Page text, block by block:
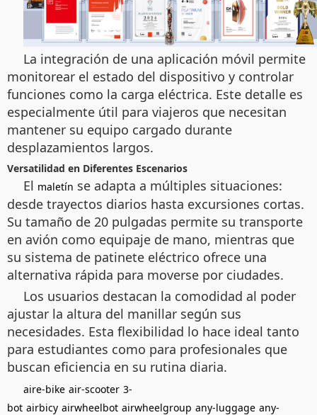
La integración de una aplicación móvil permite
monitorear el estado del dispositivo y controlar
funciones como la carga eléctrica. Este detalle es
especialmente útil para viajeros que necesitan
mantener su equipo cargado durante
desplazamientos largos.
Versatilidad en Diferentes Escenarios
El maletín se adapta a múltiples situaciones:
desde trayectos diarios hasta excursiones cortas.
Su tamaño de 20 pulgadas permite su transporte
en avión como equipaje de mano, mientras que
su sistema de patinete eléctrico ofrece una
alternativa rápida para moverse por ciudades.
Los usuarios destacan la comodidad al poder
ajustar la altura del manillar según sus
necesidades. Esta flexibilidad lo hace ideal tanto
para estudiantes como para profesionales que
buscan eficiencia en su rutina diaria.
aire-bike air-scooter 3-
bot airbicy airwheelbot airwheelgroup any-luggage any-